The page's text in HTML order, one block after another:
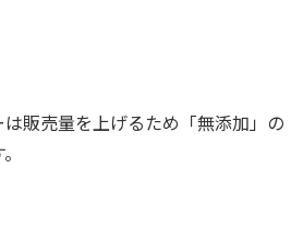
販売量を上げるため「無添加」の